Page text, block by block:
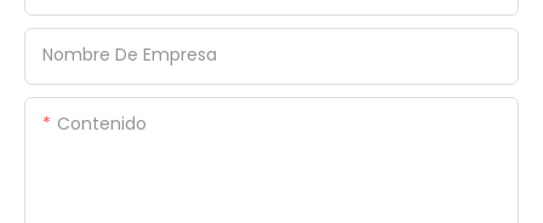
Nombre De Empresa
Contenido